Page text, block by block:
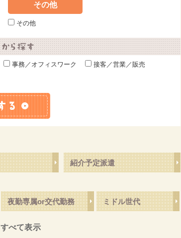
その他
その他
事務／オフィスワーク
接客／営業／販売
紹介予定派遣
夜勤専属or交代勤務 ミドル世代
すべて表示